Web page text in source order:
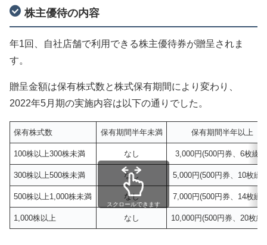
株主優待の内容
年1回、自社店舗で利用できる株主優待券が贈呈されま
す。
贈呈金額は保有株式数と株式保有期間により変わり、
2022年5月期の実施内容は以下の通りでした。
保有株式数 保有期間半年未満 保有期間半年以上
100株以上300株未満 なし 3,000円(500円券、6枚綴
300株以上500株未満 なし 5,000円(500円券、10枚綴
500株以上1,000株未満 なし 7,000円(500円券、14枚綴
1,000株以上 なし 10,000円(500円券、20枚綴
スクロールできます